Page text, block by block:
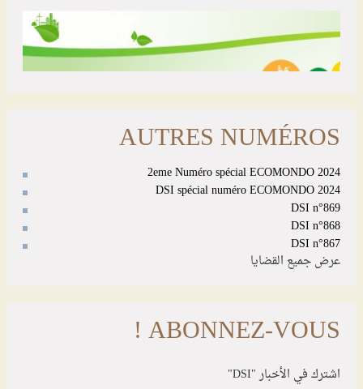
AUTRES NUMÉROS
2eme Numéro spécial ECOMONDO 2024
DSI spécial numéro ECOMONDO 2024
DSI n°869
DSI n°868
DSI n°867
عرض جميع القضايا
ABONNEZ-VOUS !
اشترك في الأخبار "DSI"